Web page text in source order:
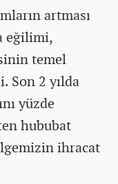
artması
eğilimi,
temel
Son 2 yılda
yüzde
hububat
ihracat